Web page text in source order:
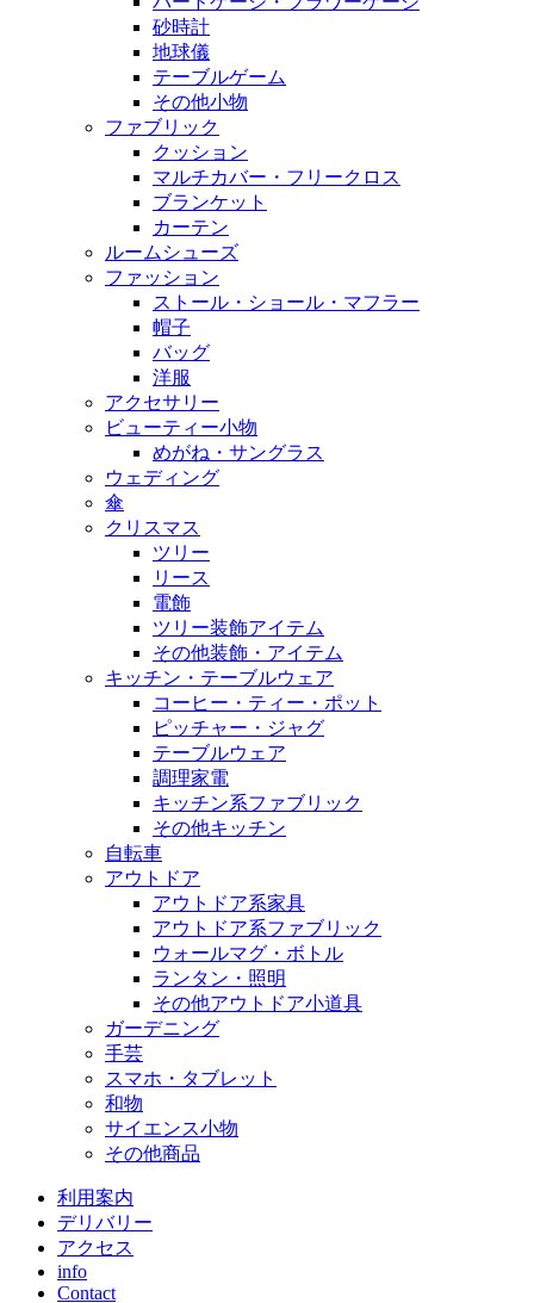
砂時計
地球儀
テーブルゲーム
その他小物
ファブリック
クッション
マルチカバー・フリークロス
ブランケット
カーテン
ルームシューズ
ファッション
ストール・ショール・マフラー
帽子
バッグ
洋服
アクセサリー
ビューティー小物
めがね・サングラス
ウェディング
傘
クリスマス
ツリー
リース
電飾
ツリー装飾アイテム
その他装飾・アイテム
キッチン・テーブルウェア
コーヒー・ティー・ポット
ピッチャー・ジャグ
テーブルウェア
調理家電
キッチン系ファブリック
その他キッチン
自転車
アウトドア
アウトドア系家具
アウトドア系ファブリック
ウォールマグ・ボトル
ランタン・照明
その他アウトドア小道具
ガーデニング
手芸
スマホ・タブレット
和物
サイエンス小物
その他商品
利用案内
デリバリー
アクセス
info
Contact